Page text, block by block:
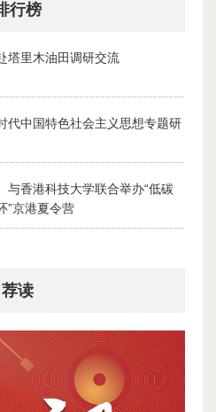
行榜
塔里木油田调研交流
代中国特色社会主义思想专题研
与香港科技大学联合举办“低碳
”京港夏令营
荐读